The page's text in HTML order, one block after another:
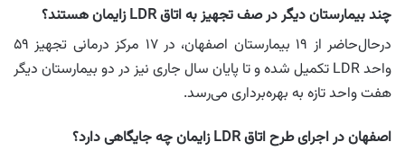
چند بیمارستان دیگر در صف تجهیز به اتاق LDR زایمان هستند؟
درحال‌حاضر از ۱۹ بیمارستان اصفهان، در ۱۷ مرکز درمانی تجهیز ۵۹
واحد LDR تکمیل شده و تا پایان سال جاری نیز در دو بیمارستان دیگر
هفت واحد تازه به بهره‌برداری می‌رسد.
اصفهان در اجرای طرح اتاق LDR زایمان چه جایگاهی دارد؟